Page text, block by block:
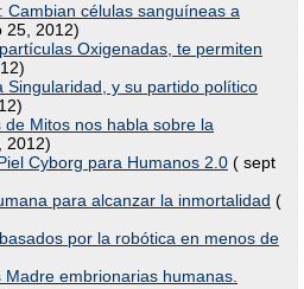
Cambian células sanguíneas a
25, 2012)
Oxigenadas, te permiten
Singularidad, y su partido político
Mitos nos habla sobre la
2012)
Cyborg para Humanos 2.0 ( sept
para alcanzar la inmortalidad (
por la robótica en menos de
embrionarias humanas.